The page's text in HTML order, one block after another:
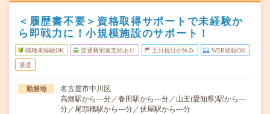
＜履歴書不要＞資格取得サポートで未経験か
ら即戦力に！小規模施設のサポート！
職種未経験OK 交通費別途支給あり 土日祝日が休み WEB登録OK
派遣
勤務地
名古屋市中川区
高畑駅から---分／春田駅から---分／山王(愛知県)駅から---
分／尾頭橋駅から---分／伏屋駅から---分